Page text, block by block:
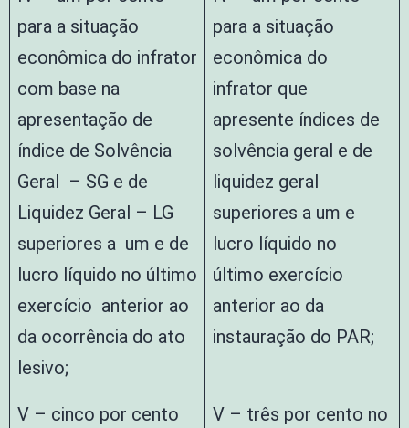
para a situação
econômica do infrator
com base na
apresentação de
índice de Solvência
Geral – SG e de
Liquidez Geral – LG
superiores a um e de
lucro líquido no último
exercício anterior ao
da ocorrência do ato
lesivo;
para a situação
econômica do
infrator que
apresente índices de
solvência geral e de
liquidez geral
superiores a um e
lucro líquido no
último exercício
anterior ao da
instauração do PAR;
V – cinco por cento
V – três por cento no